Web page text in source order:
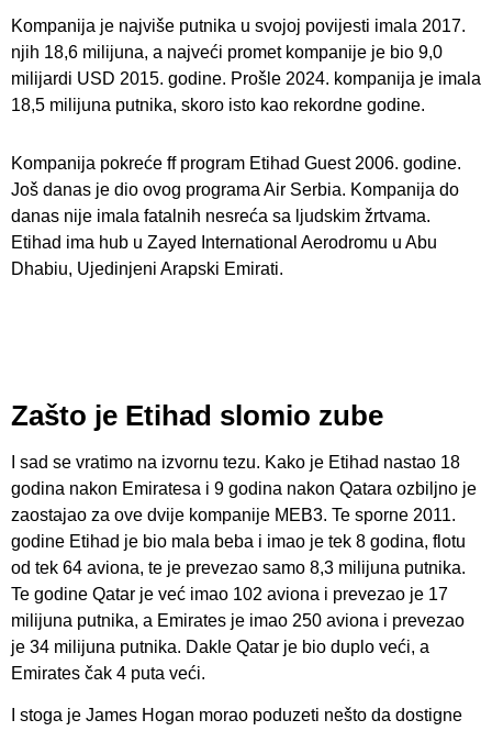
Kompanija je najviše putnika u svojoj povijesti imala 2017.
njih 18,6 milijuna, a najveći promet kompanije je bio 9,0
milijardi USD 2015. godine. Prošle 2024. kompanija je imala
18,5 milijuna putnika, skoro isto kao rekordne godine.
Kompanija pokreće ff program Etihad Guest 2006. godine.
Još danas je dio ovog programa Air Serbia. Kompanija do
danas nije imala fatalnih nesreća sa ljudskim žrtvama.
Etihad ima hub u Zayed International Aerodromu u Abu
Dhabiu, Ujedinjeni Arapski Emirati.
Zašto je Etihad slomio zube
I sad se vratimo na izvornu tezu. Kako je Etihad nastao 18
godina nakon Emiratesa i 9 godina nakon Qatara ozbiljno je
zaostajao za ove dvije kompanije MEB3. Te sporne 2011.
godine Etihad je bio mala beba i imao je tek 8 godina, flotu
od tek 64 aviona, te je prevezao samo 8,3 milijuna putnika.
Te godine Qatar je već imao 102 aviona i prevezao je 17
milijuna putnika, a Emirates je imao 250 aviona i prevezao
je 34 milijuna putnika. Dakle Qatar je bio duplo veći, a
Emirates čak 4 puta veći.
I stoga je James Hogan morao poduzeti nešto da dostigne